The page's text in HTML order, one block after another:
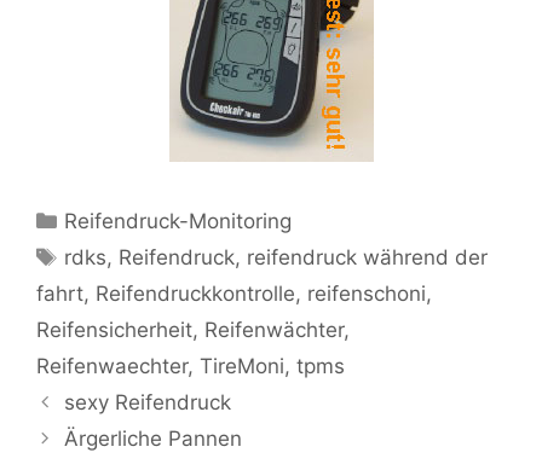
Kategorien
Reifendruck-Monitoring
Schlagwörter
rdks, Reifendruck, reifendruck während der
fahrt, Reifendruckkontrolle, reifenschoni,
Reifensicherheit, Reifenwächter,
Reifenwaechter, TireMoni, tpms
sexy Reifendruck
Ärgerliche Pannen